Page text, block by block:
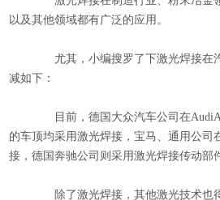
以及其他领域都有广泛的应用。
尤其，小编搜罗了下激光焊接在
减如下：
目前，德国大众汽车公司在
的车顶均采用激光焊接，宝马、通用公司
接，德国奔驰公司则采用激光焊接传动部
除了激光焊接 ，其他激光技术也